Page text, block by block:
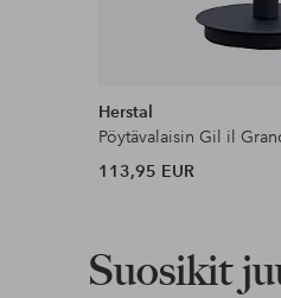
Herstal
Pöytävalaisin Gil il
113,95 EUR
Suosikit